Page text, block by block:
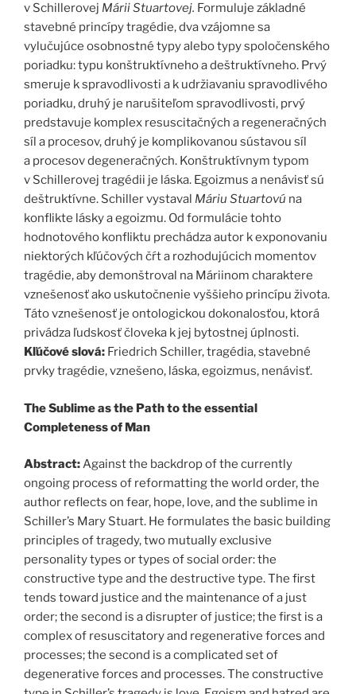
v Schillerovej Márii Stuartovej. Formuluje základné
stavebné princípy tragédie, dva vzájomne sa
vylučujúce osobnostné typy alebo typy spoločenského
poriadku: typu konštruktívneho a deštruktívneho. Prvý
smeruje k spravodlivosti a k udržiavaniu spravodlivého
poriadku, druhý je narušiteľom spravodlivosti, prvý
predstavuje komplex resuscitačných a regeneračných
síl a procesov, druhý je komplikovanou sústavou síl
a procesov degeneračných. Konštruktívnym typom
v Schillerovej tragédii je láska. Egoizmus a nenávisť sú
deštruktívne. Schiller vystaval Máriu Stuartovú na
konflikte lásky a egoizmu. Od formulácie tohto
hodnotového konfliktu prechádza autor k exponovaniu
niektorých kľúčových čŕt a rozhodujúcich momentov
tragédie, aby demonštroval na Máriinom charaktere
vznešenosť ako uskutočnenie vyššieho princípu života.
Táto vznešenosť je ontologickou dokonalosťou, ktorá
privádza ľudskosť človeka k jej bytostnej úplnosti.
Kľúčové slová: Friedrich Schiller, tragédia, stavebné
prvky tragédie, vznešeno, láska, egoizmus, nenávisť.
The Sublime as the Path to the essential
Completeness of Man
Abstract:Against the backdrop of the currently
ongoing process of reformatting the world order, the
author reflects on fear, hope, love, and the sublime in
Schiller’s Mary Stuart. He formulates the basic building
principles of tragedy, two mutually exclusive
personality types or types of social order: the
constructive type and the destructive type. The first
tends toward justice and the maintenance of a just
order; the second is a disrupter of justice; the first is a
complex of resuscitatory and regenerative forces and
processes; the second is a complicated set of
degenerative forces and processes. The constructive